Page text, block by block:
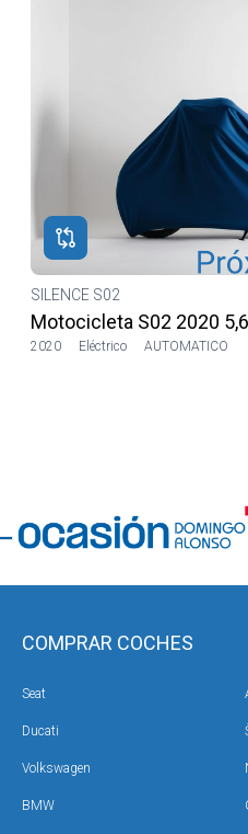
SILENCE S02
Motocicleta S02 2020
2020 Eléctrico AUTOMATICO
COMPRAR COCHES
Seat
Ducati
Volkswagen
BMW